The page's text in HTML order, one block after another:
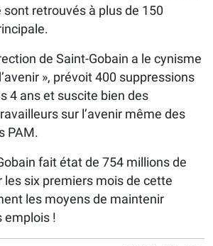
retrouvés à plus de 150
de Saint-Gobain a le cynisme
», prévoit 400 suppressions
4 ans et suscite bien des
sur l’avenir même des
PAM.
fait état de 754 millions de
les six premiers mois de cette
les moyens de maintenir
emplois !